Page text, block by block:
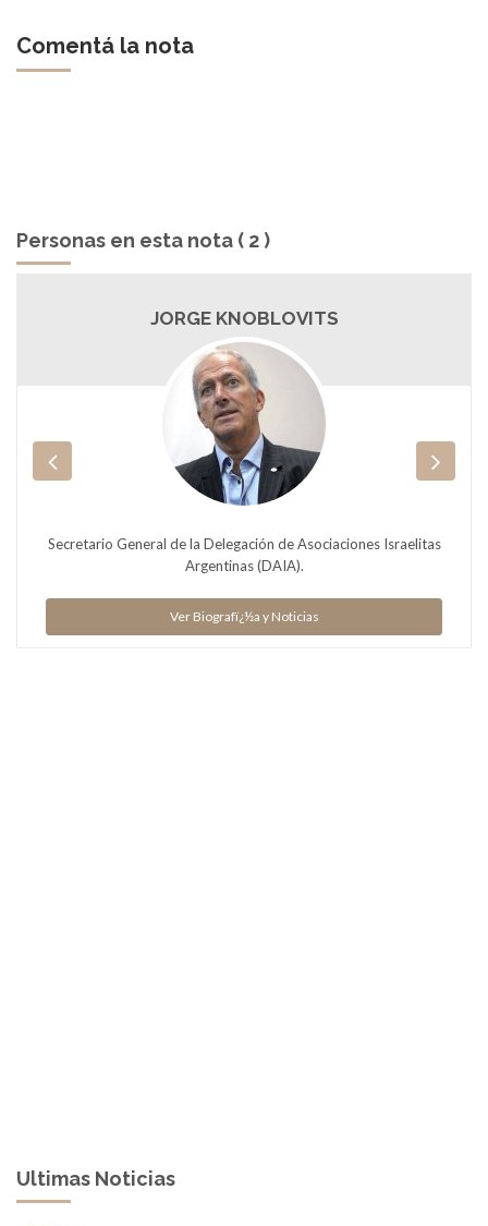
Comentá la nota
Personas en esta nota ( 2 )
JORGE KNOBLOVITS
Secretario General de la Delegación de Asociaciones Israelitas
Argentinas (DAIA).
Ver Biografï¿½a y Noticias
Ultimas Noticias